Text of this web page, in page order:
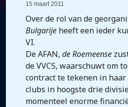
15 maart 2011
Over de rol van de
Bulgarije heeft een ieder
VI.
De AFAN, de Roemeense
de VVCS, waarschuwt om
contract te tekenen in
clubs in hoogste drie
momenteel enorme